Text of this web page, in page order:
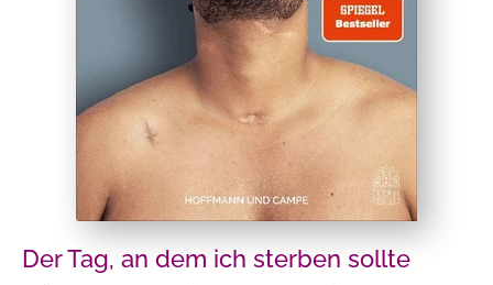
Der Tag, an dem ich sterben sollte